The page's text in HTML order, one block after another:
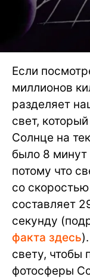
Если
миллионов
разделяет
свет,
Солнце на
было 8 минут
потому что
со скоростью
составляет
секунду
факта здесь
свету, чтобы
фотосферы